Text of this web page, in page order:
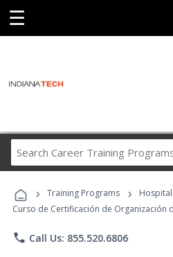
☰
Career
› Training Programs ›
Curso de Certificación de Organización
phone Call Us: 855.520.6806